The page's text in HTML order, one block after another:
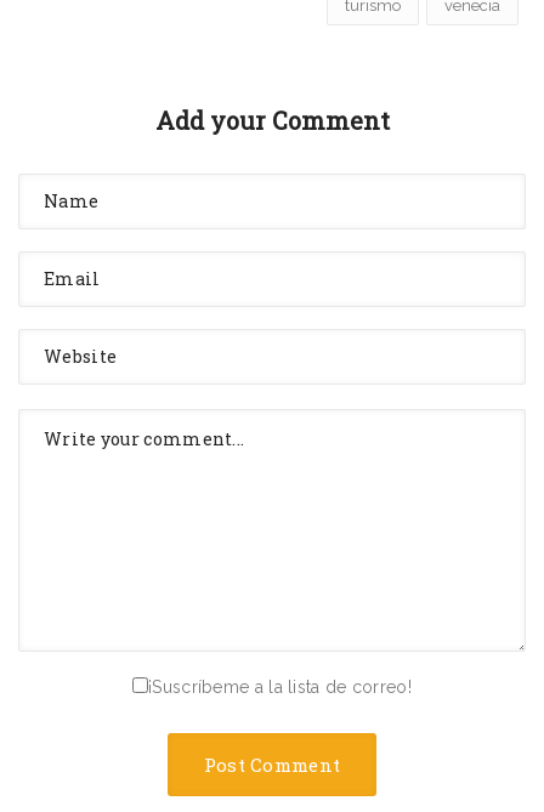
turismo venecia
Add your Comment
¡Suscríbeme a la lista de correo!